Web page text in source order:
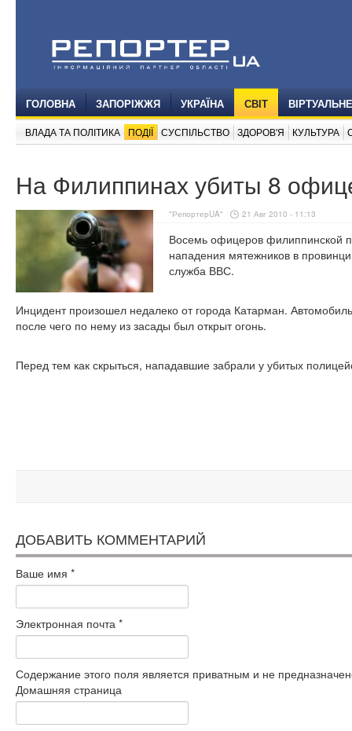
ГОЛОВНА ЗАПОРІЖЖЯ УКРАЇНА СВІТ
ВЛАДА ТА ПОЛІТИКА ПОДІЇ СУСПІЛЬСТВО ЗДОРОВ'Я КУЛЬТУРА
На Филиппинах убиты 8
"РепортерUA" 21 Авг 2010 - 11:13
Восемь офицеров филиппинской
нападения мятежников в
служба ВВС.
Инцидент произошел недалеко от города Катарман.
после чего по нему из засады был открыт огонь.
Перед тем как скрыться, нападавшие забрали у убитых
ДОБАВИТЬ КОММЕНТАРИЙ
Ваше имя *
Электронная почта *
Содержание этого поля является приватным и не
Домашняя страница